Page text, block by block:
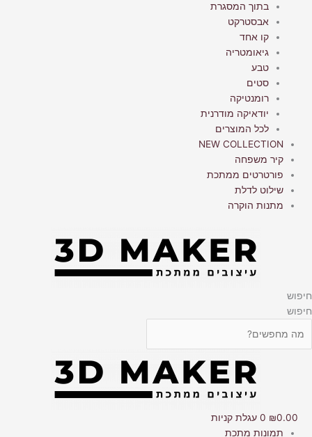
בתוך המסגרת
אבסטרקט
קו אחד
גיאומטריה
טבע
סטים
רומנטיקה
יודאיקה מודרנית
לכל המוצרים
NEW COLLECTION
קיר משפחה
פורטרטים ממתכת
שילוט לדלת
מתנות הוקרה
חיפוש
חיפוש
₪0.00
0 עגלת קניות
תמונות מתכת